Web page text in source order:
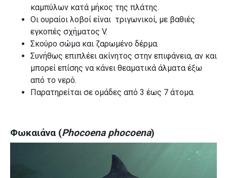
καμπύλων κατά μήκος της πλάτης.
Οι ουραίοι λοβοί είναι τριγωνικοί, με βαθιές
εγκοπές σχήματος V.
Σκούρο σώμα και ζαρωμένο δέρμα.
Συνήθως επιπλέει ακίνητος στην επιφάνεια, αν και
μπορεί επίσης να κάνει θεαματικά άλματα έξω
από το νερό.
Παρατηρείται σε ομάδες από 3 έως 7 άτομα.
Φωκαιάνα (Phocoena phocoena)